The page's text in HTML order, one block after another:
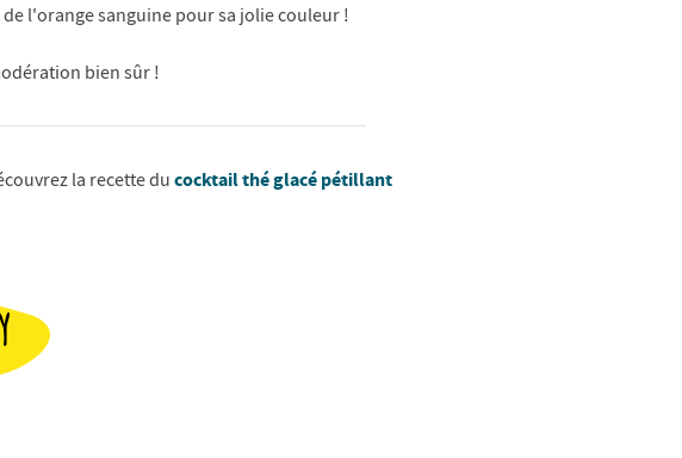
l'orange sanguine pour sa jolie couleur !
bien sûr !
la recette ducocktail thé glacé pétillant